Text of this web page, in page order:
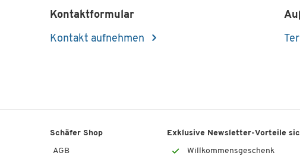
Kontaktformular
Kontakt aufnehmen
Schäfer Shop
AGB
Exklusive Newsletter-Vorteile
Willkommensgeschenk